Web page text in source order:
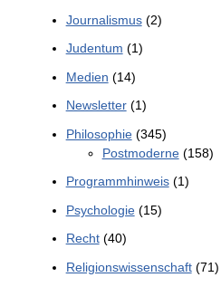
Journalismus(2)
Judentum (1)
Medien (14)
Newsletter(1)
Philosophie(345)
Postmoderne(158)
Programmhinweis(1)
Psychologie(15)
Recht(40)
Religionswissenschaft(71)